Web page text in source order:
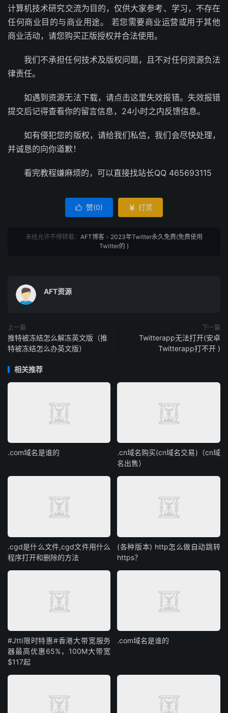
计算机技术研究交流为目的，仅供大家参考、学习，不存在
任何商业目的与商业用途。 若您需要商业运营或用于其他
商业活动，请您购买正版授权并合法使用。
我们不承担任何技术及版权问题，且不对任何资源负法
律责任。
如遇到资源无法下载，请点击这里失效报错。失效报错
提交后记得查看你的留言信息，24小时之内反馈信息。
如有侵犯您的版权，请给我们私信，我们会尽快处理，
并诚恳的向你道歉！
看完教程嫌麻烦的，可以直接找站长QQ 465693115
 赞(0)  打赏
未经允许不得转载： AFT博客 » 2023年Twitter永久免费(免费使用
Twitter的 )
AFT资源
上一篇
推特被冻结怎么解冻英文版（推
特被冻结怎么办英文版）
下一篇
Twitterapp无法打开(安卓
Twitterapp打不开 )
相关推荐
.com域名是谁的
.cn域名购买(cn域名交易)（cn域
名出售）
.cgd是什么文件,cgd文件用什么
程序打开和删除的方法
(各种版本) http怎么做自动跳转
https？
#Jtti限时特惠#香港大带宽服务
器最高优惠65%，100M大带宽
$117起
.com域名是谁的